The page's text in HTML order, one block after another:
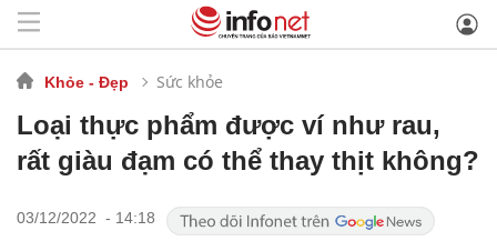
Khỏe - Đẹp Sức khỏe
Loại thực phẩm được ví như rau,
rất giàu đạm có thể thay thịt không?
03/12/2022 - 14:18